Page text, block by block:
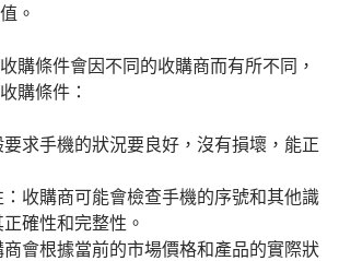
。
購條件會因不同的收購商而有所不同，
購條件：
求手機的狀況要良好，沒有損壞，能正
收購商可能會檢查手機的序號和其他識
確性和完整性。
會根據當前的市場價格和產品的實際狀